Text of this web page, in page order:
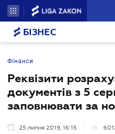
БІЗНЕС
Фінанси
Реквізити
документів з 5
заповнювати за
25 липня 2019, 16:15